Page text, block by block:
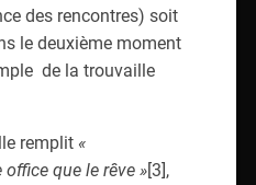
des rencontres) soit
le deuxième moment
de la trouvaille
remplit «
que le rêve »[3],